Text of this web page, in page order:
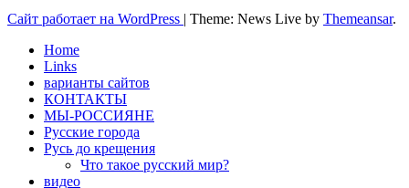
Сайт работает на WordPress | Theme: News Live by Themeansar.
Home
Links
варианты сайтов
КОНТАКТЫ
МЫ-РОССИЯНЕ
Русские города
Русь до крещения
Что такое русский мир?
видео